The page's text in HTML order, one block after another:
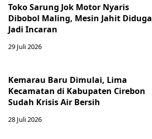
Toko Sarung Jok Motor Nyaris
Dibobol Maling, Mesin Jahit Diduga
Jadi Incaran
29 Juli 2026
Kemarau Baru Dimulai, Lima
Kecamatan di Kabupaten Cirebon
Sudah Krisis Air Bersih
28 Juli 2026